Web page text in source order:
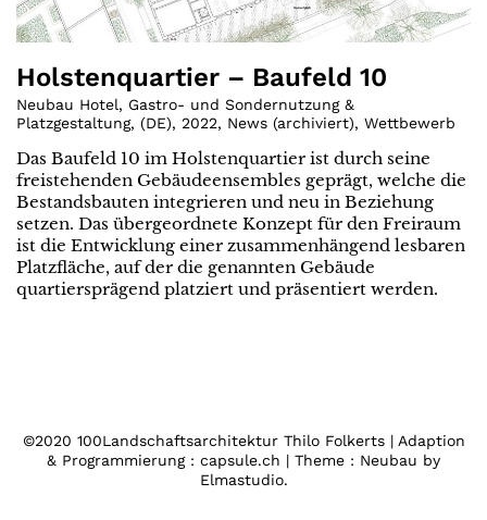
Holstenquartier – Baufeld 10
Neubau Hotel, Gastro- und Sondernutzung &
Platzgestaltung, (DE), 2022, News (archiviert), Wettbewerb
Das Baufeld 10 im Holstenquartier ist durch seine
freistehenden Gebäudeensembles geprägt, welche die
Bestandsbauten integrieren und neu in Beziehung
setzen. Das übergeordnete Konzept für den Freiraum
ist die Entwicklung einer zusammenhängend lesbaren
Platzfläche, auf der die genannten Gebäude
quartiersprägend platziert und präsentiert werden.
©2020 100Landschaftsarchitektur Thilo Folkerts | Adaption
& Programmierung : capsule.ch | Theme : Neubau by
Elmastudio